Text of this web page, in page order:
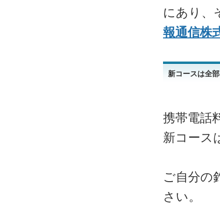
にあり、
報通信株
新コースは全
携帯電話
新コース
ご自分の
さい。